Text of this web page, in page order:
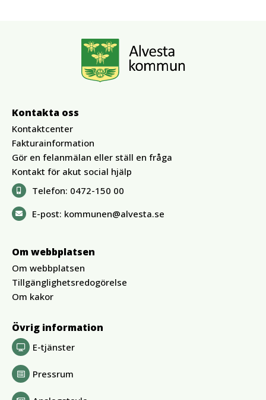
Kontakta oss
Kontaktcenter
Fakturainformation
Gör en felanmälan eller ställ en fråga
Kontakt för akut social hjälp
Telefon: 0472-150 00
E-post: kommunen@alvesta.se
Om webbplatsen
Om webbplatsen
Tillgänglighetsredogörelse
Om kakor
Övrig information
E-tjänster
Pressrum